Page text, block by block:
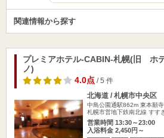
関連情報から探す
プレミアホテル-CABIN-札幌(旧 ホ
ノ)
4.0点/ 5 件
北海道 / 札幌市中央区
中島公園通駅862m 東本願
札幌市営地下鉄南北線 すす
営業時間 13:30～23:00
入浴料金 2,450円～